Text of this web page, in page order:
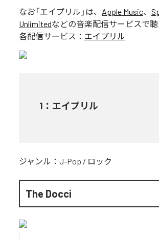
なお「エイプリル 」は、 Apple Music、
Unlimitedなどの音楽配信サービスで聴
各配信サービス： エイプリル
1 ： エイプリル
ジャンル： J-Pop / ロック
The Docci